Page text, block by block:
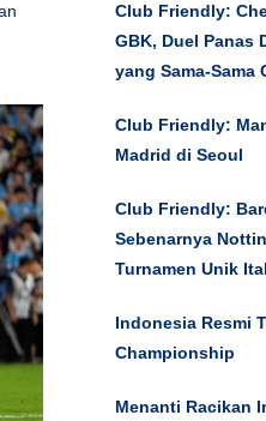
Club Friendly:
GBK, Duel Panas
yang Sama-Sama
Club Friendly:
Madrid di Seoul
Club Friendly:
Sebenarnya
Turnamen Unik
Indonesia Resmi
Championship
Menanti Racikan